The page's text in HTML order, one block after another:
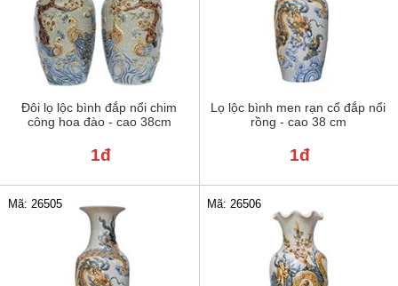
Đôi lọ lộc bình đắp nổi chim
công hoa đào - cao 38cm
1đ
Lọ lộc bình men rạn cổ đắp nổi
rồng - cao 38 cm
1đ
Mã: 26505 Mã: 26506